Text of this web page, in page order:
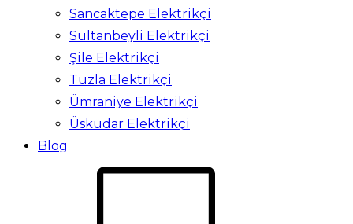
Sancaktepe Elektrikçi
Sultanbeyli Elektrikçi
Şile Elektrikçi
Tuzla Elektrikçi
Ümraniye Elektrikçi
Üsküdar Elektrikçi
Blog